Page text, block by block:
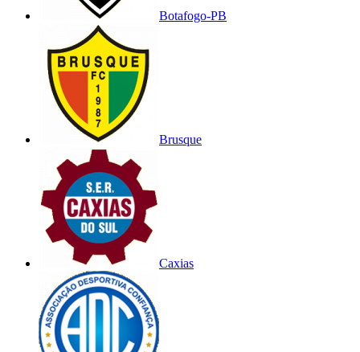
Botafogo-PB
Brusque
Caxias